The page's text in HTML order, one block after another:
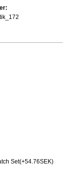
Set(+54.76SEK)